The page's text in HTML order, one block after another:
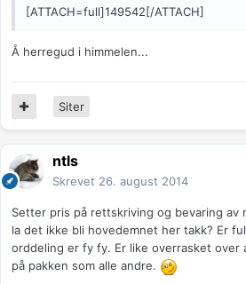
[ATTACH=full]149542[/ATTACH]
Å herregud i himmelen...
Siter
ntls
Skrevet 26. august 2014
Setter pris på rettskriving og bevaring av
la det ikke bli hovedemnet her takk? Er
orddeling er fy fy. Er like overrasket over
på pakken som alle andre.